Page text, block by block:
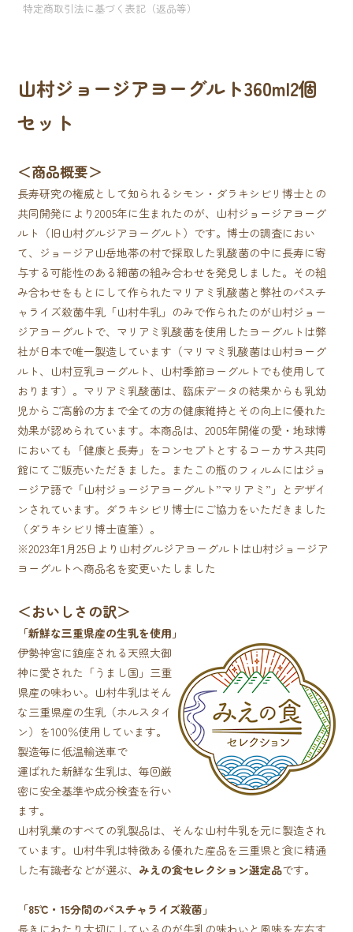
特定商取引法に基づく表記（返品等）
山村ジョージアヨーグルト360ml2個
セット
＜商品概要＞
長寿研究の権威として知られるシモン・ダラキシビリ博士との
共同開発により2005年に生まれたのが、山村ジョージアヨーグ
ルト（旧山村グルジアヨーグルト）です。博士の調査におい
て、ジョージア山岳地帯の村で採取した乳酸菌の中に長寿に寄
与する可能性のある細菌の組み合わせを発見しました。その組
み合わせをもとにして作られたマリアミ乳酸菌と弊社のパスチ
ャライズ殺菌牛乳「山村牛乳」のみで作られたのが山村ジョー
ジアヨーグルトで、マリアミ乳酸菌を使用したヨーグルトは弊
社が日本で唯一製造しています（マリマミ乳酸菌は山村ヨーグ
ルト、山村豆乳ヨーグルト、山村季節ヨーグルトでも使用して
おります）。マリアミ乳酸菌は、臨床データの結果からも乳幼
児からご高齢の方まで全ての方の健康維持とその向上に優れた
効果が認められています。本商品は、2005年開催の愛・地球博
においても「健康と長寿」をコンセプトとするコーカサス共同
館にてご販売いただきました。またこの瓶のフィルムにはジョ
ージア語で「山村ジョージアヨーグルト”マリアミ”」とデザイ
ンされています。ダラキシビリ博士にご協力をいただきました
（ダラキシビリ博士直筆）。
※2023年1月25日より山村グルジアヨーグルトは山村ジョージア
ヨーグルトへ商品名を変更いたしました
＜おいしさの訳＞
「新鮮な三重県産の生乳を使用」
伊勢神宮に鎮座される天照大御
神に愛された「うまし国」三重
県産の味わい。山村牛乳はそん
な三重県産の生乳（ホルスタイ
ン）を100％使用しています。
製造毎に低温輸送車で
運ばれた新鮮な生乳は、毎回厳
密に安全基準や成分検査を行い
ます。
山村乳業のすべての乳製品は、そんな山村牛乳を元に製造され
ています。山村牛乳は特徴ある優れた産品を三重県と食に精通
した有識者などが選ぶ、 みえの食セレクション選定品です。
「85℃・15分間のパスチャライズ殺菌」
長きにわたり大切にしているのが牛乳の味わいと風味を左右す